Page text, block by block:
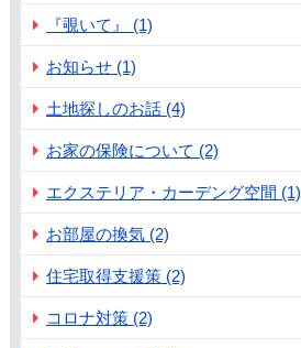
『覗いて』 (1)
お知らせ (1)
土地探しのお話 (4)
お家の保険について (2)
エクステリア・カーデング空間 (1)
お部屋の換気 (2)
住宅取得支援策 (2)
コロナ対策 (2)